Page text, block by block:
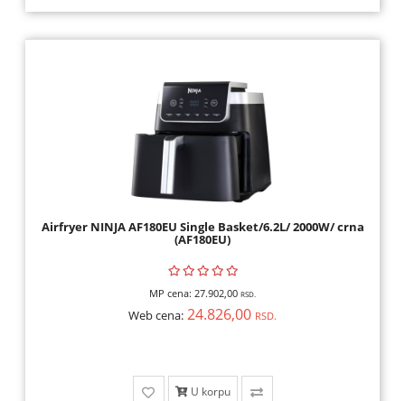
Airfryer NINJA AF180EU Single Basket/6.2L/ 2000W/ crna
(AF180EU)
MP cena: 27.902,00 RSD.
Web cena: 24.826,00 RSD.
U korpu